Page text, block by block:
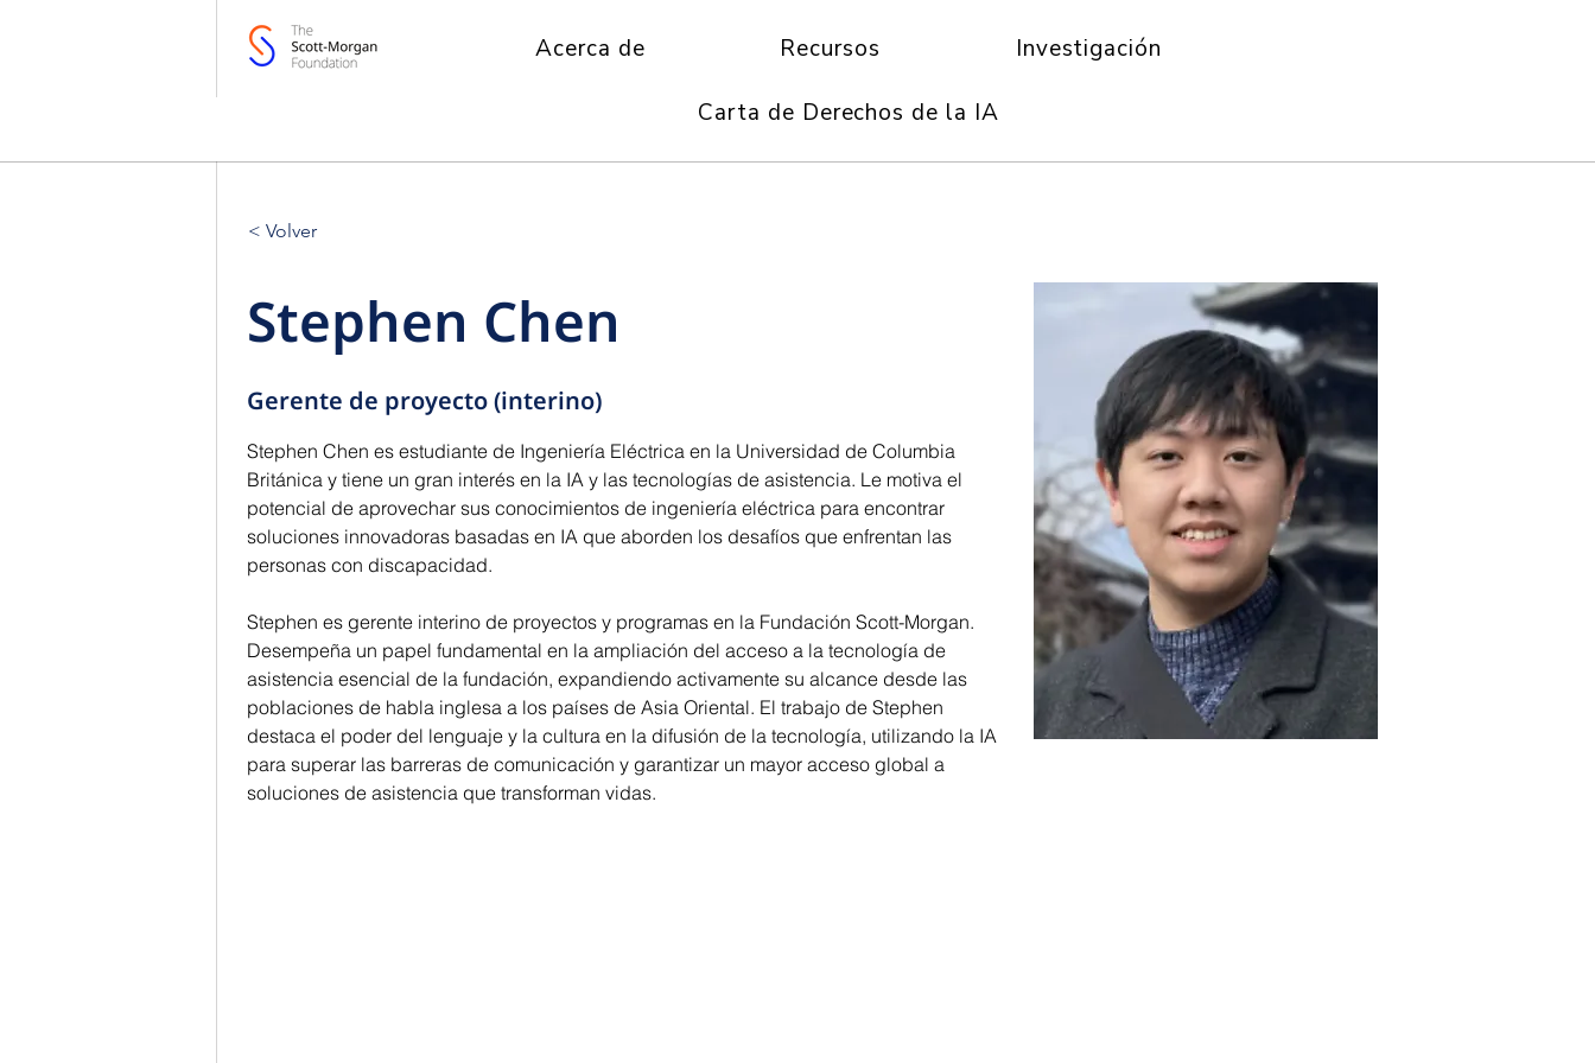
Acerca de Recursos Investigación
Carta de Derechos de la IA
< Volver
Stephen Chen
Gerente de proyecto (interino)
Stephen Chen es estudiante de Ingeniería Eléctrica en la Universidad de Columbia
Británica y tiene un gran interés en la IA y las tecnologías de asistencia. Le motiva el
potencial de aprovechar sus conocimientos de ingeniería eléctrica para encontrar
soluciones innovadoras basadas en IA que aborden los desafíos que enfrentan las
personas con discapacidad.
Stephen es gerente interino de proyectos y programas en la Fundación Scott-Morgan.
Desempeña un papel fundamental en la ampliación del acceso a la tecnología de
asistencia esencial de la fundación, expandiendo activamente su alcance desde las
poblaciones de habla inglesa a los países de Asia Oriental. El trabajo de Stephen
destaca el poder del lenguaje y la cultura en la difusión de la tecnología, utilizando la IA
para superar las barreras de comunicación y garantizar un mayor acceso global a
soluciones de asistencia que transforman vidas.